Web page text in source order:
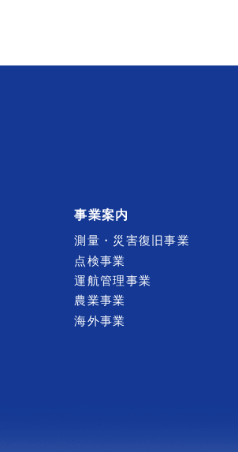
事業案内
測量・災害復旧事業
点検事業
運航管理事業
農業事業
海外事業